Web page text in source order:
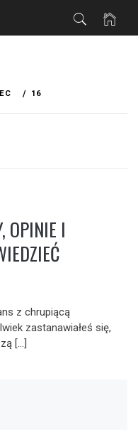
16
OPINIE I
z chrupiącą
zastanawiałeś się,
[…]